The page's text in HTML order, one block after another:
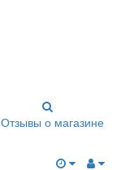
Отзывы о магазине